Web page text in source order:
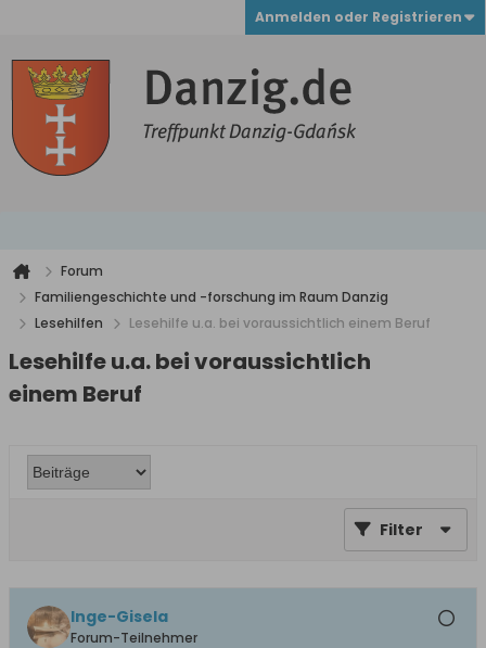
Anmelden oder Registrieren
Forum
Familiengeschichte und -forschung im Raum Danzig
Lesehilfen
Lesehilfe u.a. bei voraussichtlich einem Beruf
Lesehilfe u.a. bei voraussichtlich
einem Beruf
Filter
Inge-Gisela
Forum-Teilnehmer